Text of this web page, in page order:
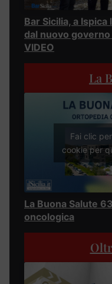
Bar Sicilia, a
dal nuovo governo
VIDEO
La
Fai clic
cookie per
La Buona Salute
oncologica